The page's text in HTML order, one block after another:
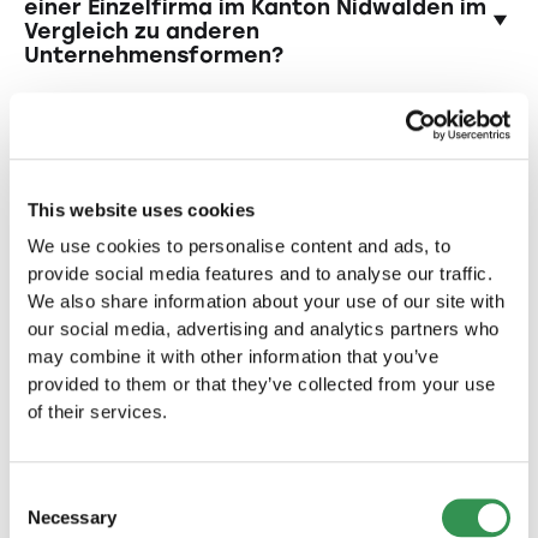
This website uses cookies
We use cookies to personalise content and ads, to
provide social media features and to analyse our traffic.
We also share information about your use of our site with
our social media, advertising and analytics partners who
may combine it with other information that you’ve
provided to them or that they’ve collected from your use
of their services.
Selection
Necessary
verwendet werden und er muss bestimmte
rechtliche Anforderungen erfüllen. Zum
einer Einzelfirma im Kanton Nidwalden im
Vergleich zu anderen
Unternehmensformen?
Die Gründung einer Einzelfirma im Kanton
Nidwalden bietet Flexibilität und einfache
Verwaltung. Als Inhaber haben Sie die volle
alle Gewinne für sich. Zudem ist die Gründung
einer Einzelfirma im Vergleich zu anderen
Unternehmensformen oft kostengünstiger und
weniger bürokratisch.
Andere Rechtsformen
entdecken
Sie suchen nach einer anderen Rechtsform
für Ihr Unternehmen im Kanton Nidwalden?
Einzelfirma im Kanton Nidwalden
gründen
Gründen Sie Ihre Einzelfirma im Kanton
Unternehmen in dieser wundervollen Region.